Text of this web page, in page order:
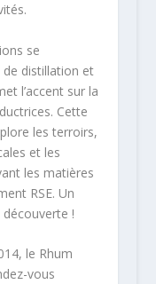
se
distillation et
l’accent sur la
Cette
les terroirs,
et les
les matières
RSE. Un
!
le Rhum
vous